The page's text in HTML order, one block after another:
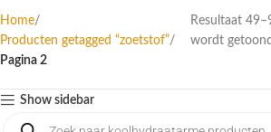
Home
Producten getagged “zoetstof”
Pagina 2
Resultaat
wordt getoond
Show sidebar